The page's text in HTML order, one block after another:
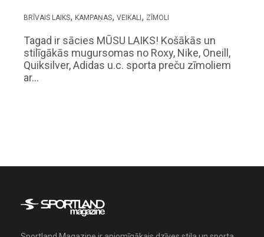
BRĪVAIS LAIKS KAMPAŅAS VEIKALI ZĪMOLI
Tagad ir sācies MŪSU LAIKS! Košākās un
stilīgākās mugursomas no Roxy, Nike, Oneill,
Quiksilver, Adidas u.c. sporta preču zīmoliem
ar…